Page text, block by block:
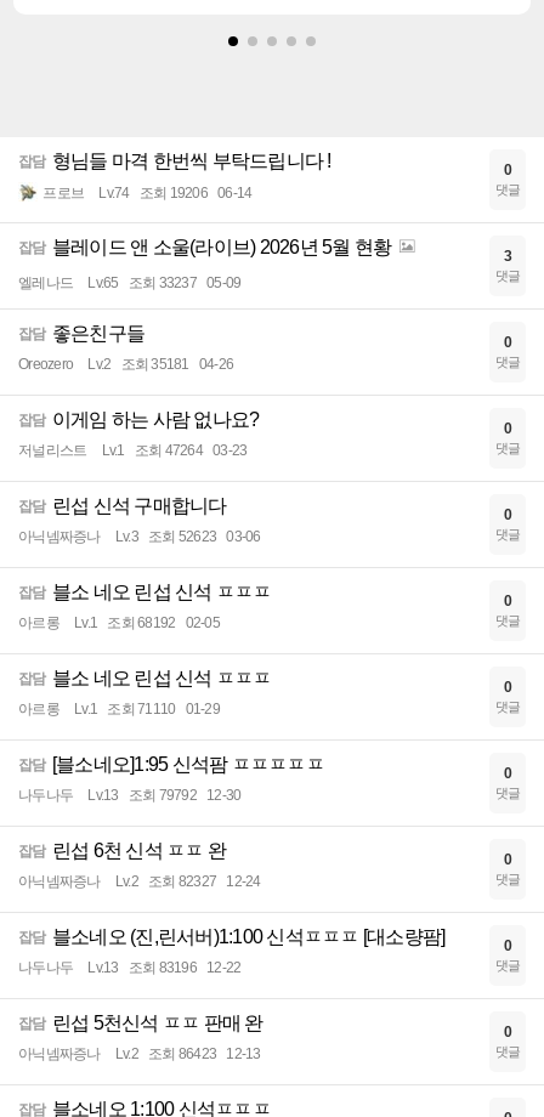
잡담 형님들 마격 한번씩 부탁드립니다 !
프로브 Lv.74 조회 19206 06-14
0
댓글
잡담 블레이드 앤 소울(라이브) 2026년 5월 현황
엘레나드 Lv.65 조회 33237 05-09
3
댓글
잡담 좋은친구들
Oreozero Lv.2 조회 35181 04-26
0
댓글
잡담 이게임 하는 사람 없나요?
저널리스트 Lv.1 조회 47264 03-23
0
댓글
잡담 린섭 신석 구매합니다
아닉넴짜증나 Lv.3 조회 52623 03-06
0
댓글
잡담 블소 네오 린섭 신석 ㅍㅍㅍ
아르롱 Lv.1 조회 68192 02-05
0
댓글
잡담 블소 네오 린섭 신석 ㅍㅍㅍ
아르롱 Lv.1 조회 71110 01-29
0
댓글
잡담 [블소네오]1:95 신석팜 ㅍㅍㅍㅍㅍ
나두나두 Lv.13 조회 79792 12-30
0
댓글
잡담 린섭 6천 신석 ㅍㅍ 완
아닉넴짜증나 Lv.2 조회 82327 12-24
0
댓글
잡담 블소네오 (진,린서버)1:100 신석ㅍㅍㅍ [대소량팜]
나두나두 Lv.13 조회 83196 12-22
0
댓글
잡담 린섭 5천신석 ㅍㅍ 판매 완
아닉넴짜증나 Lv.2 조회 86423 12-13
0
댓글
잡담 블소네오 1:100 신석ㅍㅍㅍ